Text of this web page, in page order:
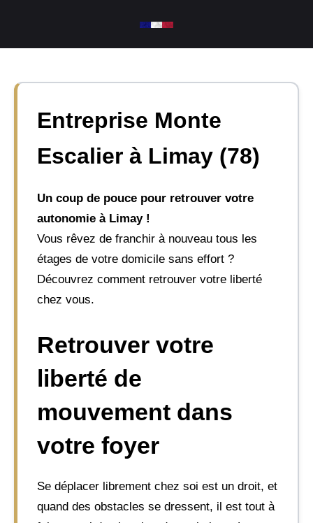
contenu
Entreprise Monte
Escalier à Limay (78)
Un coup de pouce pour retrouver votre
autonomie à Limay !
Vous rêvez de franchir à nouveau tous les
étages de votre domicile sans effort ?
Découvrez comment retrouver votre liberté
chez vous.
Retrouver votre
liberté de
mouvement dans
votre foyer
Se déplacer librement chez soi est un droit, et
quand des obstacles se dressent, il est tout à